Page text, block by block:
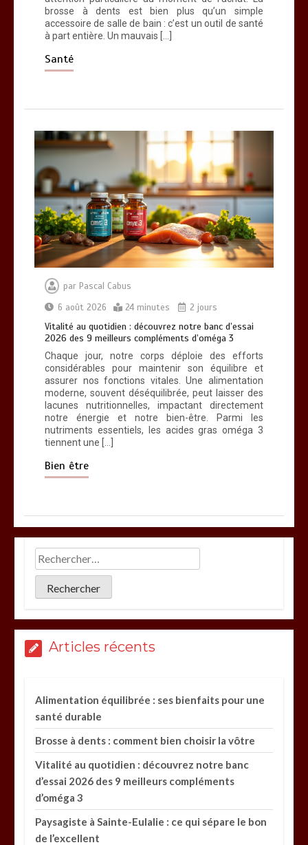
brosse à dents est bien plus qu’un simple
accessoire de salle de bain : c’est un outil de santé
à part entière. Un mauvais […]
Santé
par Pascal Cabus
6 août 2026
24 minutes 2 jours
Vitalité au quotidien : découvrez notre banc d’essai
2026 des 9 meilleurs compléments d’oméga 3
Chaque jour, notre corps déploie des efforts
considérables pour maintenir son équilibre et
assurer nos fonctions vitales. Une alimentation
moderne, souvent déséquilibrée, peut laisser des
lacunes nutritionnelles, impactant directement
notre énergie et notre bien-être. Parmi les
nutriments essentiels, les acides gras oméga 3
tiennent une […]
Bien être
Articles récents
Alimentation équilibrée : ses bienfaits pour une
santé durable
Brosse à dents : comment bien choisir la vôtre
Vitalité au quotidien : découvrez notre banc
d’essai 2026 des 9 meilleurs compléments
d’oméga 3
Paysagiste à Sainte-Eulalie : ce qui sépare le bon
de l’excellent